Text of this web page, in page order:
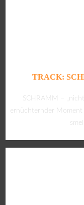
TRACK:
SCHRAMM –
ernüchternder Moment